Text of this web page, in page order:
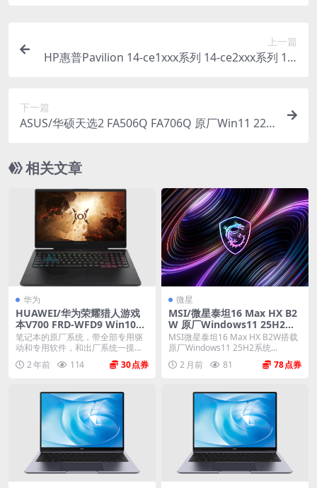
上一篇
HP惠普Pavilion 14-ce1xxx系列 14-ce2xxx系列 14-
下一篇
ASUS/华硕天选2 FA506Q FA706Q 原厂Win11 22H
相关文章
华为
HUAWEI/华为荣耀猎人游戏
本V700 FRD-WFD9 Win10家
庭版 原厂oem系统
笔记本的原厂系统，带全部专用驱
动和专用软件，和出厂系统一摸一
样。不带一键还原功能...
2 年前 114 30
微星
MSI/微星泰坦16 Max HX B2
W 原厂Windows11 25H2系
统 工厂文件 带F3一键还原
MSI微星泰坦16 Max HX B2W搭载
原厂Windows11 25H2系统...
2 月前
81 78